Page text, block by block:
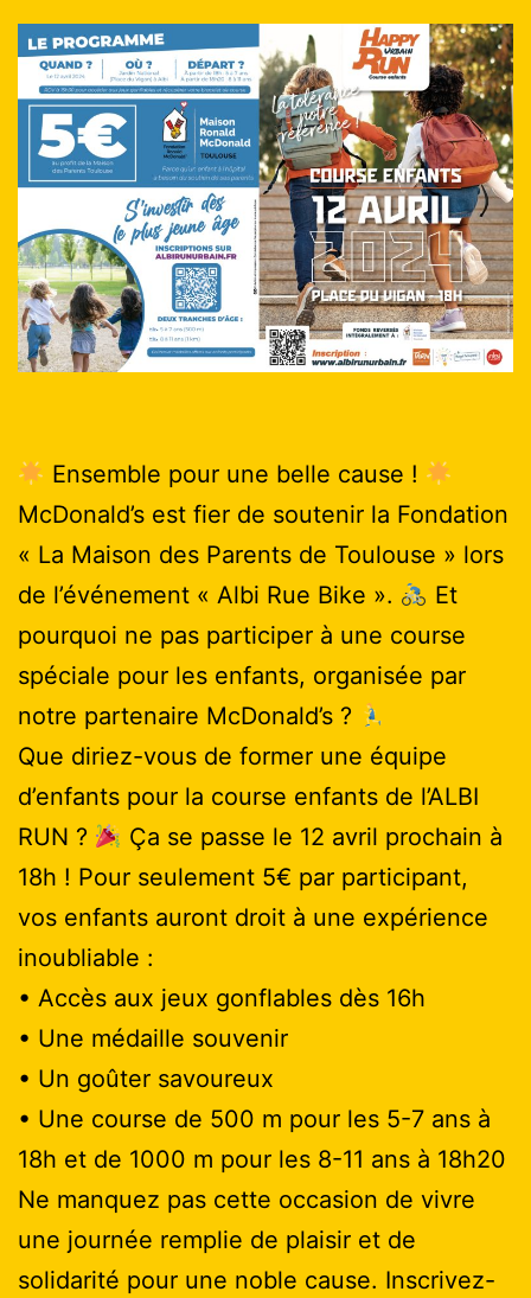
Ensemble pour une belle cause !
McDonald’s est fier de soutenir la Fondation
« La Maison des Parents de Toulouse » lors
de l’événement « Albi Rue Bike ».
Et
pourquoi ne pas participer à une course
spéciale pour les enfants, organisée par
notre partenaire McDonald’s ?
Que diriez-vous de former une équipe
d’enfants pour la course enfants de l’ALBI
RUN ?
Ça se passe le 12 avril prochain à
18h ! Pour seulement 5€ par participant,
vos enfants auront droit à une expérience
inoubliable :
• Accès aux jeux gonflables dès 16h
• Une médaille souvenir
• Un goûter savoureux
• Une course de 500 m pour les 5-7 ans à
18h et de 1000 m pour les 8-11 ans à 18h20
Ne manquez pas cette occasion de vivre
une journée remplie de plaisir et de
solidarité pour une noble cause. Inscrivez-